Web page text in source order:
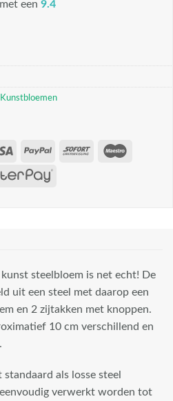
een 9.4
Kunstbloemen
steelbloem is net echt! De
uit een steel met daarop een
en 2 zijtakken met knoppen.
10 cm verschillend en
als losse steel
verwerkt worden tot